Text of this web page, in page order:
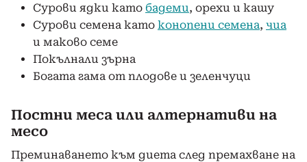
Сурови ядки като бадеми, орехи и кашу
Сурови семена като конопени семена, чиа
и маково семе
Покълнали зърна
Богата гама от плодове и зеленчуци
Постни меса или алтернативи на
месо
Преминаването към диета след премахване на